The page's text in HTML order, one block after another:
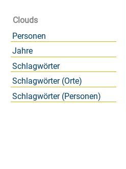
Clouds
Personen
Jahre
Schlagwörter
Schlagwörter (Orte)
Schlagwörter (Personen)